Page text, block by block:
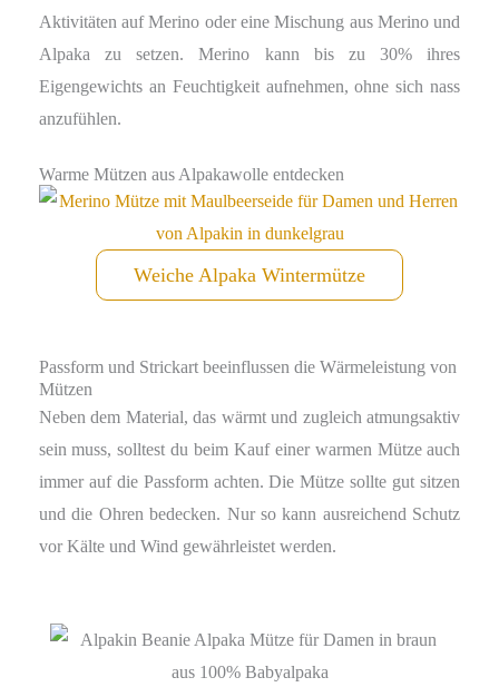
Aktivitäten auf Merino oder eine Mischung aus Merino und
Alpaka zu setzen. Merino kann bis zu 30% ihres
Eigengewichts an Feuchtigkeit aufnehmen, ohne sich nass
anzufühlen.
Warme Mützen aus Alpakawolle entdecken
Weiche Alpaka Wintermütze
Passform und Strickart beeinflussen die Wärmeleistung von
Mützen
Neben dem Material, das wärmt und zugleich atmungsaktiv
sein muss, solltest du beim Kauf einer warmen Mütze auch
immer auf die Passform achten. Die Mütze sollte gut sitzen
und die Ohren bedecken. Nur so kann ausreichend Schutz
vor Kälte und Wind gewährleistet werden.